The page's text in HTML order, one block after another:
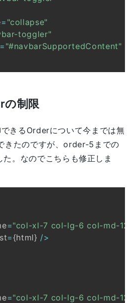
= "collapse"
toggler"
= "#navbarSupportedContent"
制限
きるOrderについて今までは無
きたのですが、order-5までの
。なのでこちらも修正しま
="col-xl-7 col-lg-6 col-md-12
={html} />
="col-xl-7 col-lg-6 col-md-12